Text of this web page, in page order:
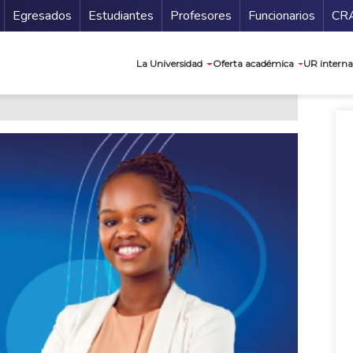
Secundario
Egresados Estudiantes Profesores Funcionarios
La Universidad Oferta académica UR